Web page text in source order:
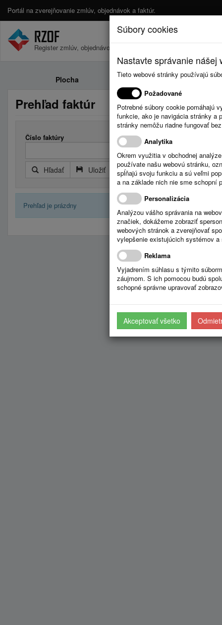
Portál na zverejňovanie zmlúv, objednávok a faktúr.
Register zmlúv, objednávok a faktúr.
Plocha Zmluvy
Prehľad faktúr
Číslo faktúry
Hľadať Uložiť Reset Rozšírený filter
Prehľad je prázdny
Súbory cookies
Nastavte správanie
Tieto webové stránky používajú
Požadované
Potrebné súbory cookie pomáhajú
funkcie, ako je navigácia stránky a
stránky nemôžu riadne fungovať
Analytika
Okrem využitia v obchodnej
používate našu webovú stránku,
spĺňajú svoju funkciu a sú veľmi
a na základe nich nie sme schopní
Personalizácia
Analýzou vášho správania na
značiek, dokážeme zobraziť
webových stránok a zverejňovať
vylepšenie existujúcich systémov
Reklama
Vyjadrením súhlasu s týmito
záujmom. S ich pomocou budú
schopné správne upravovať
Akceptovať všetko